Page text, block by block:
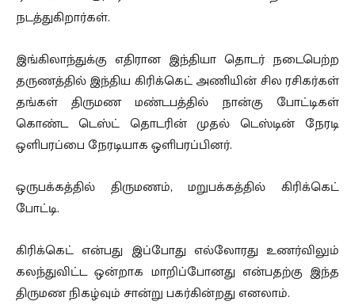
நடத்துகிறார்கள்.
இங்கிலாந்துக்கு எதிரான இந்தியா தொடர் நடைபெற்ற
தருணத்தில் இந்திய கிரிக்கெட் அணியின் சில ரசிகர்கள்
தங்கள் திருமண மண்டபத்தில் நான்கு போட்டிகள்
கொண்ட டெஸ்ட் தொடரின் முதல் டெஸ்டின் நேரடி
ஒளிபரப்பை நேரடியாக ஒளிபரப்பினர்.
ஒருபக்கத்தில் திருமணம், மறுபக்கத்தில் கிரிக்கெட்
போட்டி.
கிரிக்கெட் என்பது இப்போது எல்லோரது உணர்விலும்
கலந்துவிட்ட ஒன்றாக மாறிப்போனது என்பதற்கு இந்த
திருமண நிகழ்வும் சான்று பகர்கின்றது எனலாம்.